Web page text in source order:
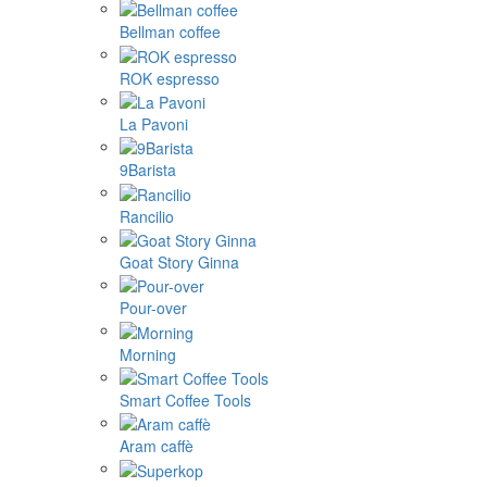
Bellman coffee
ROK espresso
La Pavoni
9Barista
Rancilio
Goat Story Ginna
Pour-over
Morning
Smart Coffee Tools
Aram caffè